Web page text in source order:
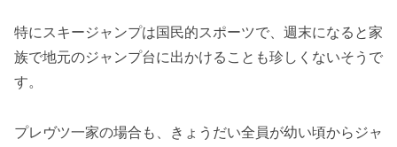
特にスキージャンプは国民的スポーツで、週末になると家
族で地元のジャンプ台に出かけることも珍しくないそうで
す。
プレヴツ一家の場合も、きょうだい全員が幼い頃からジャ